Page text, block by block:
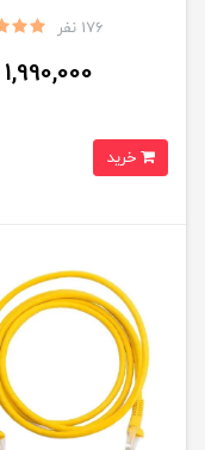
بسته دو عددی 19 دسی‌بل
176 نفر
1,990,000